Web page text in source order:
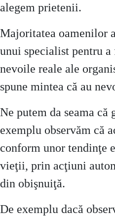
alegem prietenii.
Majoritatea oamenilor
unui specialist pentru
nevoile reale ale
spune mintea că au
Ne putem da seama că
exemplu observăm că
conform unor tendinţe
vieţii, prin acţiuni
din obişnuiţă.
De exemplu dacă